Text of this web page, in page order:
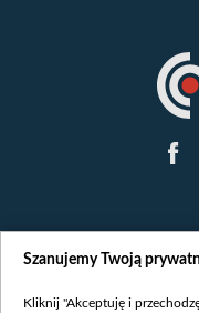
Szanujemy Twoją
Kliknij "Akceptuję i